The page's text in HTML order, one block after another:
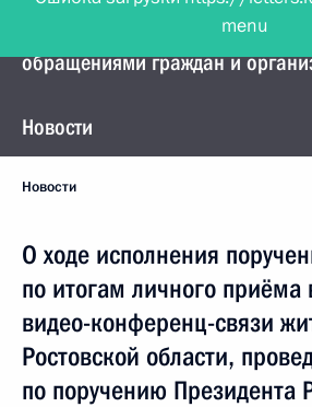
Управление Президента по
обращениями граждан и
Новости
Новости
О ходе исполнения
по итогам личного
видео-конференц-связи
Ростовской области,
по поручению Президента
menu